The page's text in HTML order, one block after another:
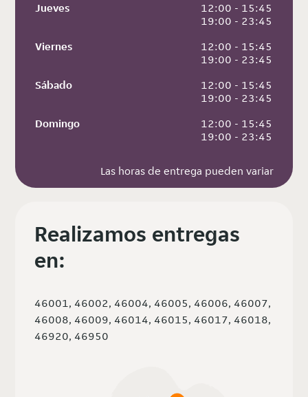
Jueves
12:00 - 15:45
19:00 - 23:45
Viernes
12:00 - 15:45
19:00 - 23:45
Sábado
12:00 - 15:45
19:00 - 23:45
Domingo
12:00 - 15:45
19:00 - 23:45
Las horas de entrega pueden variar
Realizamos entregas
en:
46001, 46002, 46004, 46005, 46006, 46007,
46008, 46009, 46014, 46015, 46017, 46018,
46920, 46950